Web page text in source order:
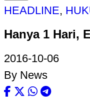
HEADLINE,
Hanya 1 Hari,
2016-10-06
By News